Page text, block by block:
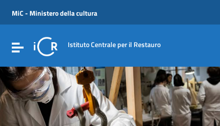
Vai al menu di navigazione
Vai al footer
MiC - Ministero della cultura
Attiva / disattiva la navigazione
Istituto Centrale per il Restauro